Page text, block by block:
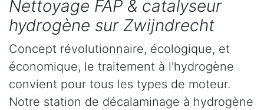
Nettoyage FAP & catalyseur
hydrogène sur Zwijndrecht
Concept révolutionnaire, écologique, et
économique, le traitement à l'hydrogène
convient pour tous les types de moteur.
Notre station de décalaminage à hydrogène